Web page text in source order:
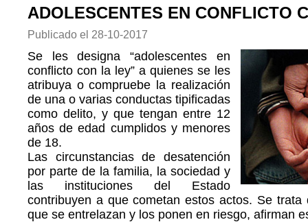
ADOLESCENTES EN CONFLICTO
Publicado el 28-10-2017
Se les designa “adolescentes en
conflicto con la ley” a quienes se les
atribuya o compruebe la realización
de una o varias conductas tipificadas
como delito, y que tengan entre 12
años de edad cumplidos y menores
de 18.
Las circunstancias de desatención
por parte de la familia, la sociedad y
las instituciones del Estado
contribuyen a que cometan estos actos. Se
que se entrelazan y los ponen en riesgo, afirman